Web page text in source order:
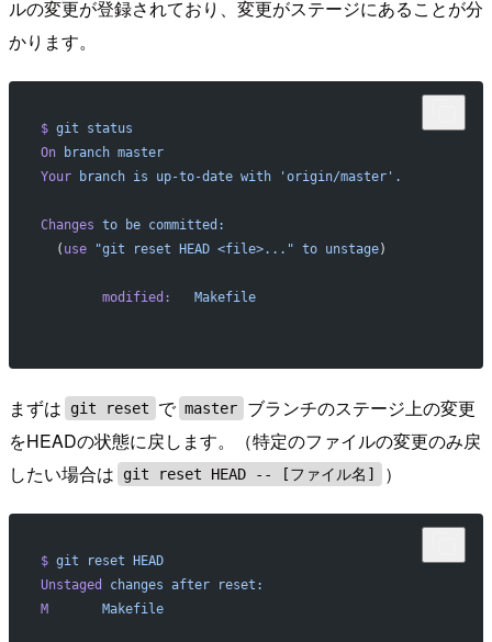
ルの変更が登録されており、変更がステージにあることが分
かります。
$ git status
On branch master
Your branch is up-to-date with 'origin/master'.
Changes to be committed:
  (
use "git reset HEAD <file>..." to unstage)
        modified:
   Makefile
まずは git reset で master
ブランチのステージ上の変更
をHEADの状態に戻します。（特定のファイルの変更のみ戻
したい場合は
git reset HEAD -- [ファイル名] ）
$ git reset HEAD
Unstaged
changes after reset:
M
       Makefile